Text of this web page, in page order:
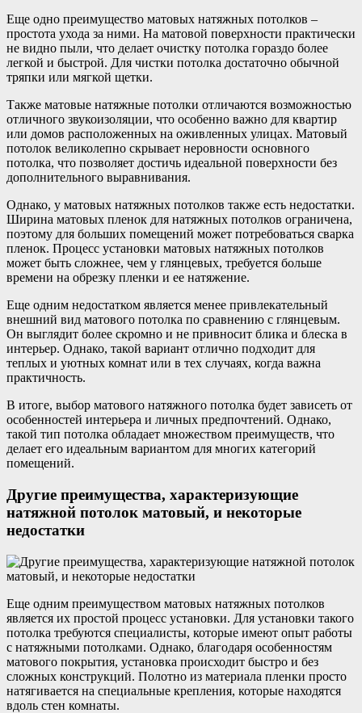
Еще одно преимущество матовых натяжных потолков –
простота ухода за ними. На матовой поверхности практически
не видно пыли, что делает очистку потолка гораздо более
легкой и быстрой. Для чистки потолка достаточно обычной
тряпки или мягкой щетки.
Также матовые натяжные потолки отличаются возможностью
отличного звукоизоляции, что особенно важно для квартир
или домов расположенных на оживленных улицах. Матовый
потолок великолепно скрывает неровности основного
потолка, что позволяет достичь идеальной поверхности без
дополнительного выравнивания.
Однако, у матовых натяжных потолков также есть недостатки.
Ширина матовых пленок для натяжных потолков ограничена,
поэтому для больших помещений может потребоваться сварка
пленок. Процесс установки матовых натяжных потолков
может быть сложнее, чем у глянцевых, требуется больше
времени на обрезку пленки и ее натяжение.
Еще одним недостатком является менее привлекательный
внешний вид матового потолка по сравнению с глянцевым.
Он выглядит более скромно и не привносит блика и блеска в
интерьер. Однако, такой вариант отлично подходит для
теплых и уютных комнат или в тех случаях, когда важна
практичность.
В итоге, выбор матового натяжного потолка будет зависеть от
особенностей интерьера и личных предпочтений. Однако,
такой тип потолка обладает множеством преимуществ, что
делает его идеальным вариантом для многих категорий
помещений.
Другие преимущества, характеризующие
натяжной потолок матовый, и некоторые
недостатки
Еще одним преимуществом матовых натяжных потолков
является их простой процесс установки. Для установки такого
потолка требуются специалисты, которые имеют опыт работы
с натяжными потолками. Однако, благодаря особенностям
матового покрытия, установка происходит быстро и без
сложных конструкций. Полотно из материала пленки просто
натягивается на специальные крепления, которые находятся
вдоль стен комнаты.